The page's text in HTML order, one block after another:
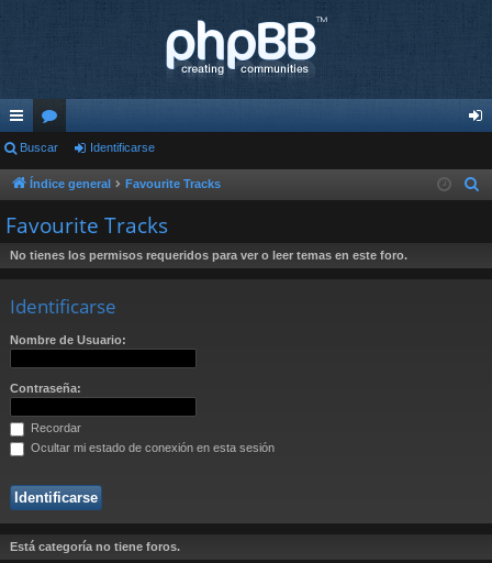
nl
ac
es
rá
do
s
or
os nti
ar
Buscar Identificarse
Índice general Favourite Tracks
Favourite Tracks
No tienes los permisos requeridos para ver o leer temas en este foro.
Identificarse
Nombre de Usuario:
Contraseña:
Recordar
Ocultar mi estado de conexión en esta sesión
Está categoría no tiene foros.